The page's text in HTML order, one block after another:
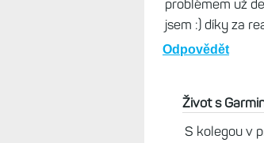
problémem už
jsem :) díky za
Odpovědět
Život s
S kolegou v